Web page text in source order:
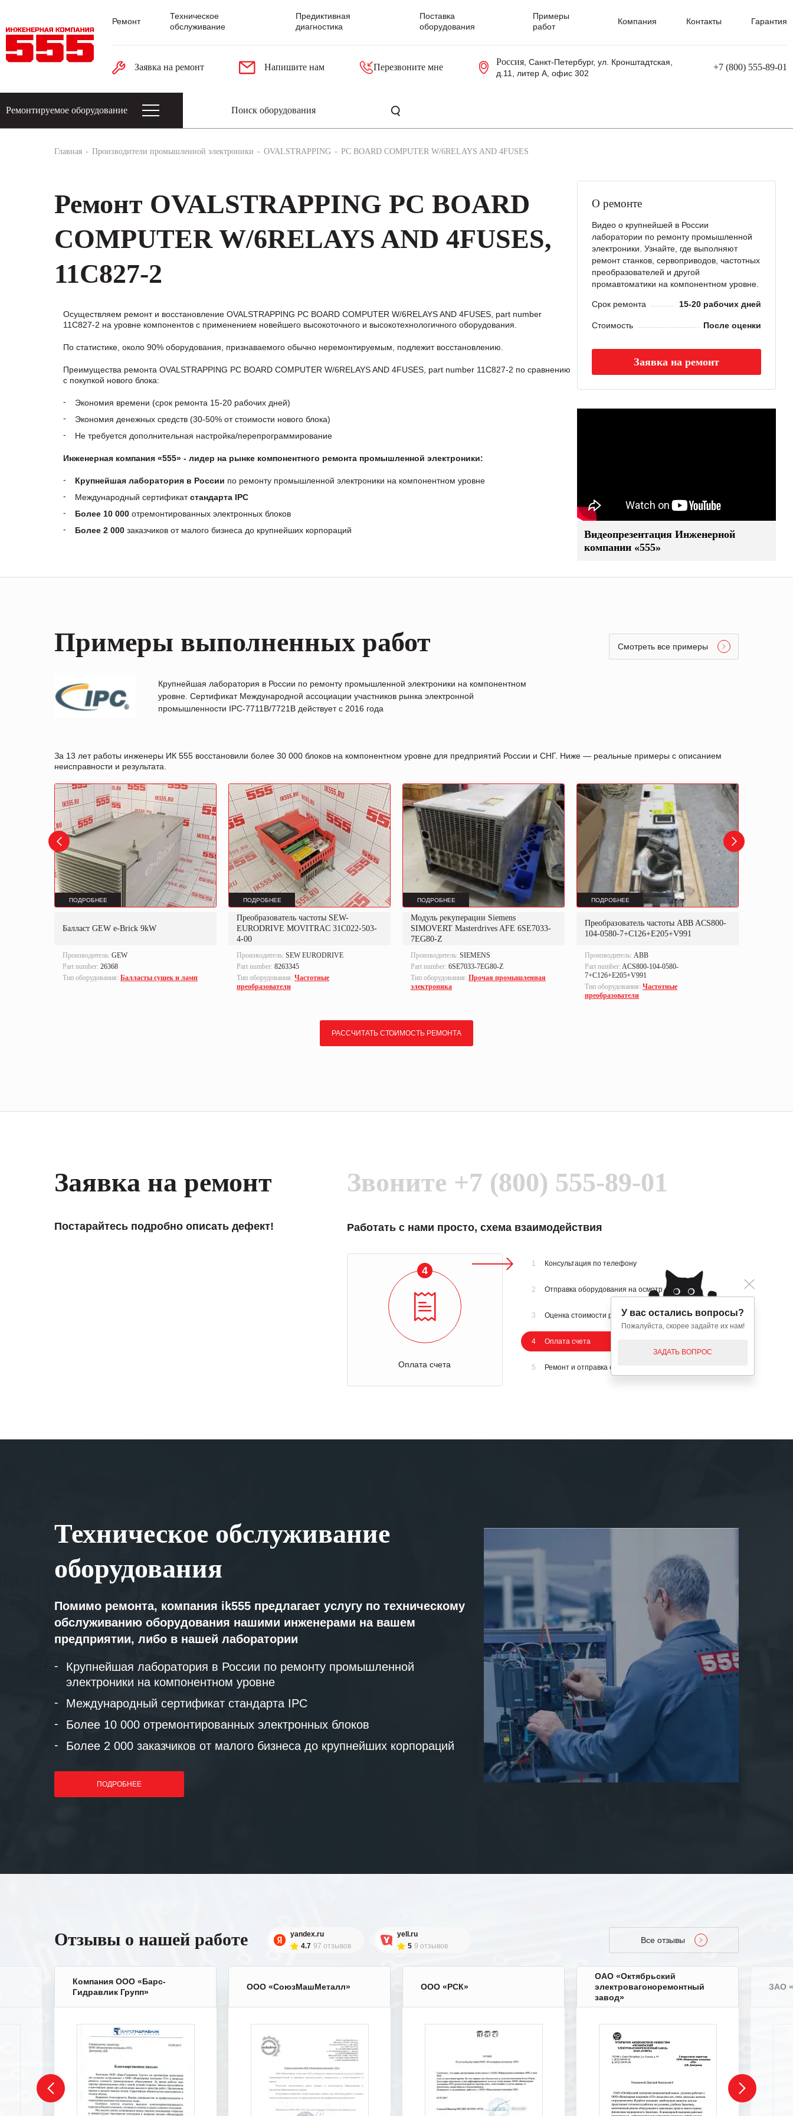
Ремонт
Техническое
обслуживание
Предиктивная
диагностика
Поставка
оборудования
Примеры
работ
Компания Контакты Гарантия
Заявка на ремонт Напишите нам Перезвоните мне
Россия, Санкт-Петербург, ул. Кронштадтская,
д.11, литер А, офис 302
+7 (800) 555-89-01
Ремонтируемое оборудование
Главная Производители промышленной электроники OVALSTRAPPING PC BOARD COMPUTER W/6RELAYS AND 4FUSES
Ремонт OVALSTRAPPING PC BOARD
COMPUTER W/6RELAYS AND 4FUSES,
11C827-2
Осуществляем ремонт и восстановление OVALSTRAPPING PC BOARD COMPUTER W/6RELAYS AND 4FUSES, part number
11C827-2 на уровне компонентов с применением новейшего высокоточного и высокотехнологичного оборудования.
По статистике, около 90% оборудования, признаваемого обычно неремонтируемым, подлежит восстановлению.
Преимущества ремонта OVALSTRAPPING PC BOARD COMPUTER W/6RELAYS AND 4FUSES, part number 11C827-2 по сравнению
с покупкой нового блока:
Экономия времени (срок ремонта 15-20 рабочих дней)
Экономия денежных средств (30-50% от стоимости нового блока)
Не требуется дополнительная настройка/перепрограммирование
Инженерная компания «555» - лидер на рынке компонентного ремонта промышленной электроники:
Крупнейшая лаборатория в России по ремонту промышленной электроники на компонентном уровне
Международный сертификатстандарта IPC
Более 10 000 отремонтированных электронных блоков
Более 2 000 заказчиков от малого бизнеса до крупнейших корпораций
О ремонте
Видео о крупнейшей в России
лаборатории по ремонту промышленной
электроники. Узнайте, где выполняют
ремонт станков, сервоприводов, частотных
преобразователей и другой
промавтоматики на компонентном уровне.
Срок ремонта 15-20 рабочих дней
Стоимость После оценки
Заявка на ремонт
Видеопрезентация Инженерной
компании «555»
Примеры выполненных работ
Крупнейшая лаборатория в России по ремонту промышленной электроники на компонентном
уровне. Сертификат Международной ассоциации участников рынка электронной
промышленности IPC-7711B/7721B действует с 2016 года
Смотреть все примеры
За 13 лет работы инженеры ИК 555 восстановили более 30 000 блоков на компонентном уровне для предприятий России и СНГ. Ниже — реальные примеры с описанием
неисправности и результата.
ПОДРОБНЕЕ
Балласт GEW e-Brick 9kW
Производитель: GEW
Part number: 26368
Тип оборудования: Балласты сушек и ламп
ПОДРОБНЕЕ
Преобразователь частоты SEW-
EURODRIVE MOVITRAC 31C022-503-
4-00
Производитель: SEW EURODRIVE
Part number: 8263345
Тип оборудования: Частотные
преобразователи
ПОДРОБНЕЕ
Модуль рекуперации Siemens
SIMOVERT Masterdrives AFE 6SE7033-
7EG80-Z
Производитель: SIEMENS
Part number: 6SE7033-7EG80-Z
Тип оборудования: Прочая промышленная
электроника
ПОДРОБНЕЕ
Преобразователь частоты ABB ACS800-
104-0580-7+C126+E205+V991
Производитель: ABB
Part number: ACS800-104-0580-
7+C126+E205+V991
Тип оборудования: Частотные
преобразователи
РАССЧИТАТЬ СТОИМОСТЬ РЕМОНТА
Заявка на ремонт
Постарайтесь подробно описать дефект!
Звоните +7 (800) 555-89-01
Работать с нами просто, схема взаимодействия
4
Оплата счета
1 Консультация по телефону
2 Отправка оборудования на осмотр
3 Оценка стоимости ремонта
4 Оплата счета
5 Ремонт и отправка оборудования
Техническое обслуживание
оборудования
Помимо ремонта, компания ik555 предлагает услугу по техническому
обслуживанию оборудования нашими инженерами на вашем
предприятии, либо в нашей лаборатории
Крупнейшая лаборатория в России по ремонту промышленной
электроники на компонентном уровне
Международный сертификат стандарта IPC
Более 10 000 отремонтированных электронных блоков
Более 2 000 заказчиков от малого бизнеса до крупнейших корпораций
ПОДРОБНЕЕ
Отзывы о нашей работе
yandex.ru
4.7 97 отзывов
yell.ru
5 9 отзывов
Все отзывы
Компания ООО «Барс-
Гидравлик Групп»
ООО «СоюзМашМеталл» ООО «РСК»
ОАО «Октябрьский
электровагоноремонтный
завод»
ЗАО
У вас остались вопросы?
Пожалуйста, скорее задайте их нам!
ЗАДАТЬ ВОПРОС